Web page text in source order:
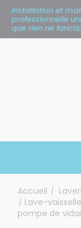
Installation et
professionnelle
que rien ne
Accueil /
/ Lave-
pompe de
Panneau de